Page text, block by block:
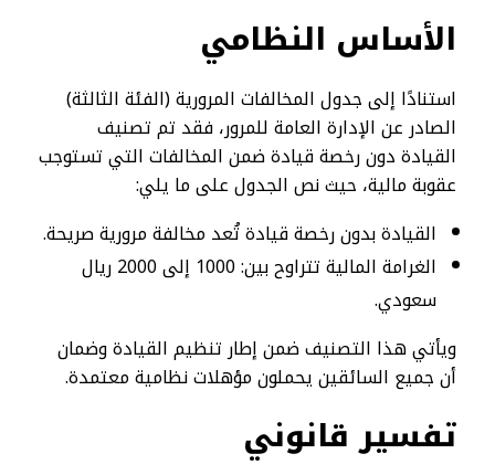
الأساس النظامي
استنادًا إلى جدول المخالفات المرورية (الفئة الثالثة)
الصادر عن الإدارة العامة للمرور، فقد تم تصنيف
القيادة دون رخصة قيادة ضمن المخالفات التي تستوجب
عقوبة مالية، حيث نص الجدول على ما يلي:
القيادة بدون رخصة قيادة تُعد مخالفة مرورية صريحة.
الغرامة المالية تتراوح بين: 1000 إلى 2000 ريال
سعودي.
ويأتي هذا التصنيف ضمن إطار تنظيم القيادة وضمان
أن جميع السائقين يحملون مؤهلات نظامية معتمدة.
تفسير قانوني